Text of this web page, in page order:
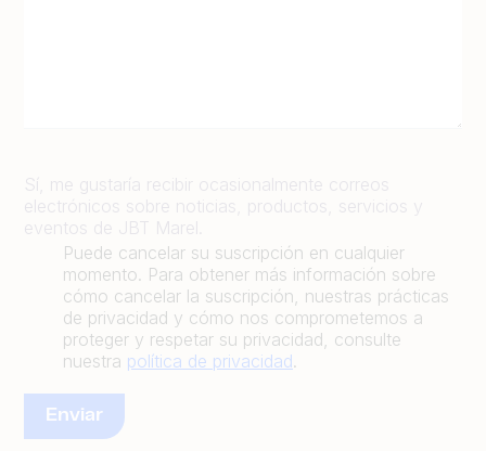
Sí, me gustaría recibir ocasionalmente correos
electrónicos sobre noticias, productos, servicios y
eventos de JBT Marel.
Puede cancelar su suscripción en cualquier
momento. Para obtener más información sobre
cómo cancelar la suscripción, nuestras prácticas
de privacidad y cómo nos comprometemos a
proteger y respetar su privacidad, consulte
nuestra política de privacidad.